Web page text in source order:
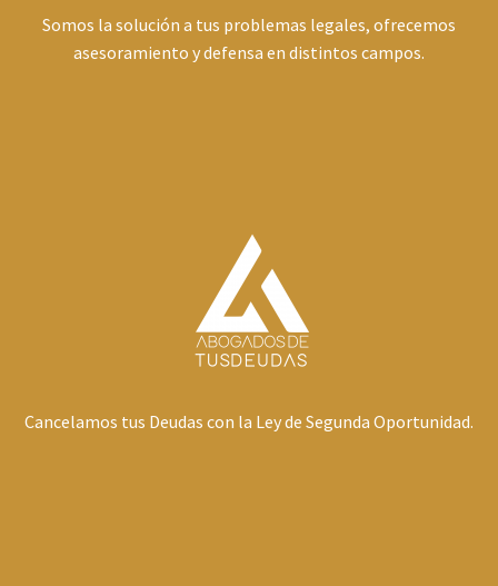
Somos la solución a tus problemas legales, ofrecemos
asesoramiento y defensa en distintos campos.
Cancelamos tus Deudas con la Ley de Segunda Oportunidad.